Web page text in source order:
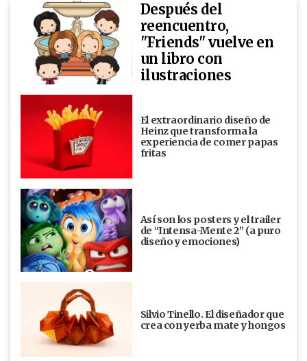
Después del
reencuentro,
"Friends" vuelve en
un libro con
ilustraciones
El extraordinario diseño de
Heinz que transforma la
experiencia de comer papas
fritas
Así son los posters y el trailer
de “Intensa-Mente 2” (a puro
diseño y emociones)
Silvio Tinello. El diseñador que
crea con yerba mate y hongos